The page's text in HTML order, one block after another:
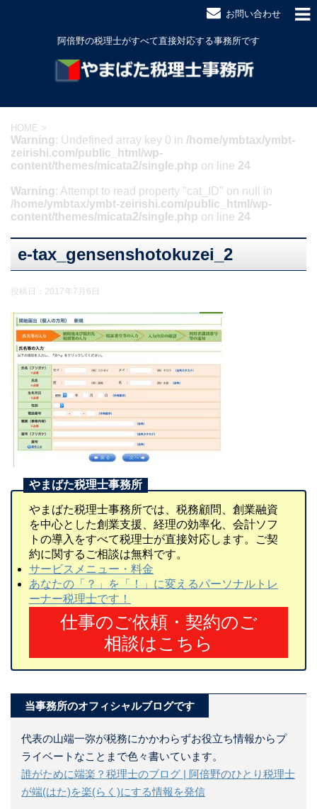
お問い合わせ
阿倍野の税理士がすべて直接対応する事務所です
HOME >
Warning: Undefined array key 0 in /home/ymbtax/ymbt-
zeirishi.com/public_html/wp-
content/themes/micata2/single.php on line 24
Warning: Attempt to read property "cat_ID" on null in
/home/ymbtax/ymbt-zeirishi.com/public_html/wp-
content/themes/micata2/single.php on line 24
e-tax_gensenshotokuzei_2
投稿日： 2017年7月6日
やまばた税理士事務所では、税務顧問、創業融資
を中心とした創業支援、経理の効率化、会計ソフ
トの導入をすべて税理士が直接対応します。ご契
約に関するご相談は無料です。
サービスメニュー・料金
あなたの「？」を「！」に変えるパーソナルトレ
ーナー税理士です！
仕事のご依頼・契約のご
相談はこちら
当事務所のオフィシャルブログです
代表の山端一弥が税務にかかわらずお役立ち情報からプ
ライベートなことまで色々書いています。
誰がために端楽？税理士のブログ | 阿倍野のひとり税理士
が端(はた)を楽(らく)にする情報を発信